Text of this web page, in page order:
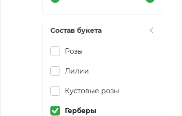
Состав букета
Розы
Лилии
Кустовые розы
Герберы